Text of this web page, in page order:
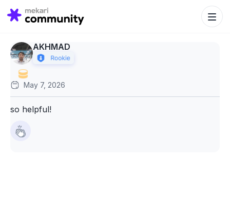
Search
for:
Search
AKHMAD
May 7, 2026
so helpful!